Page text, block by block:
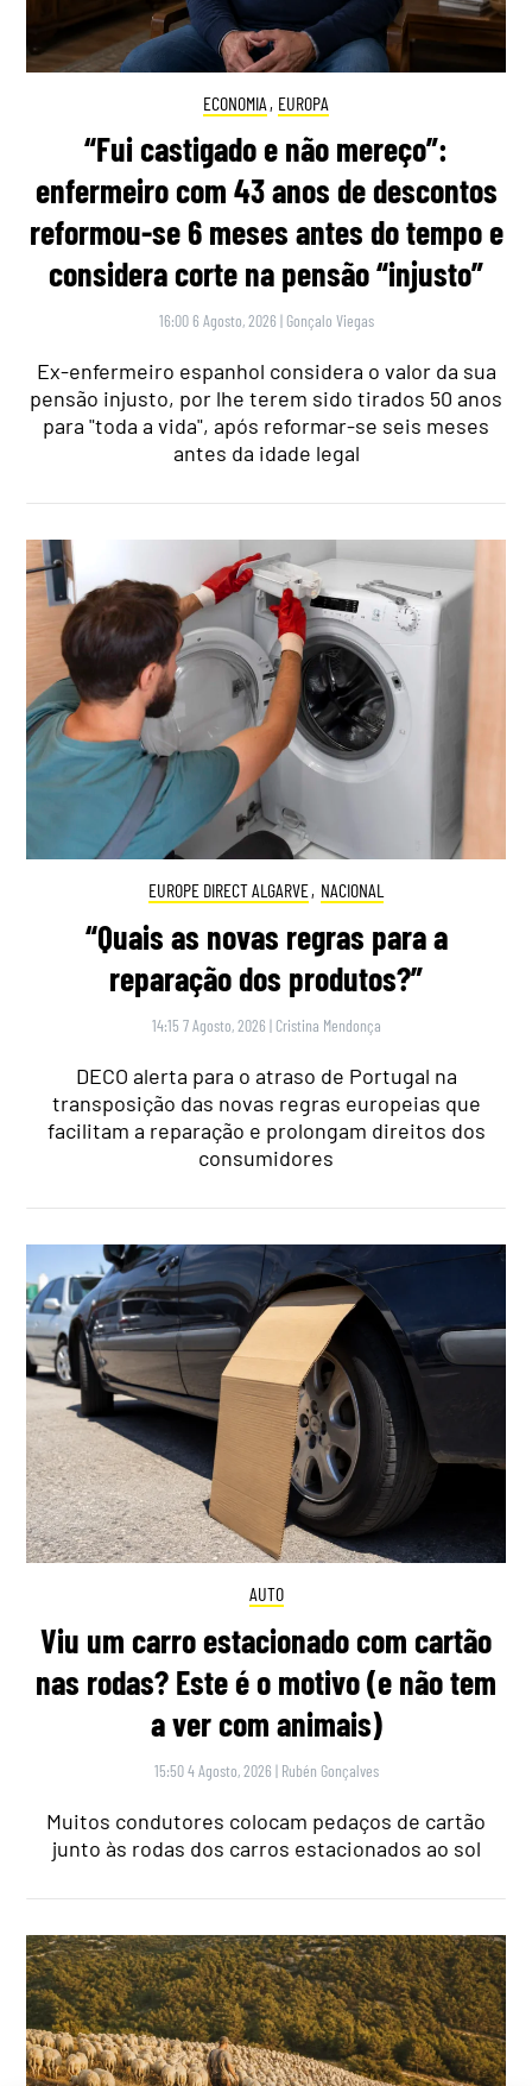
ECONOMIA , EUROPA
“Fui castigado e não mereço”:
enfermeiro com 43 anos de descontos
reformou-se 6 meses antes do tempo e
considera corte na pensão “injusto”
16:00 6 Agosto, 2026 | Gonçalo Viegas
Ex-enfermeiro espanhol considera o valor da sua
pensão injusto, por lhe terem sido tirados 50 anos
para "toda a vida", após reformar-se seis meses
antes da idade legal
EUROPE DIRECT ALGARVE, NACIONAL
“Quais as novas regras para a
reparação dos produtos?”
14:15 7 Agosto, 2026 | Cristina Mendonça
DECO alerta para o atraso de Portugal na
transposição das novas regras europeias que
facilitam a reparação e prolongam direitos dos
consumidores
AUTO
Viu um carro estacionado com cartão
nas rodas? Este é o motivo (e não tem
a ver com animais)
15:50 4 Agosto, 2026 | Rubén Gonçalves
Muitos condutores colocam pedaços de cartão
junto às rodas dos carros estacionados ao sol